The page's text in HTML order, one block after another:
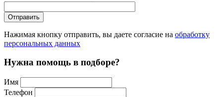
Нажимая кнопку отправить, вы даете согласие на обработку
персональных данных
Нужна помощь в подборе?
Имя
Телефон